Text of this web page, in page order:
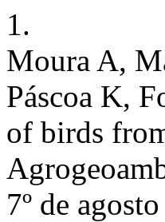
1.
Moura A,
Páscoa K,
of birds
7º de